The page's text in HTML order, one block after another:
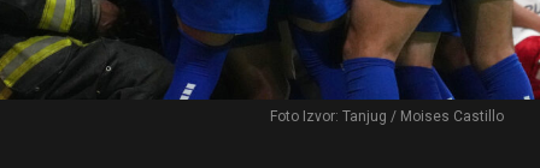
Foto Izvor: Tanjug / Moises Castillo